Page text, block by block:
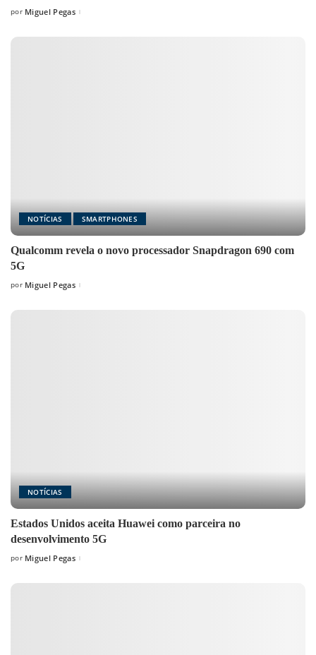
Posted
por Miguel Pegas
NOTÍCIAS SMARTPHONES
Qualcomm revela o novo processador Snapdragon 690 com
5G
Posted
por Miguel Pegas
NOTÍCIAS
Estados Unidos aceita Huawei como parceira no
desenvolvimento 5G
Posted
por Miguel Pegas